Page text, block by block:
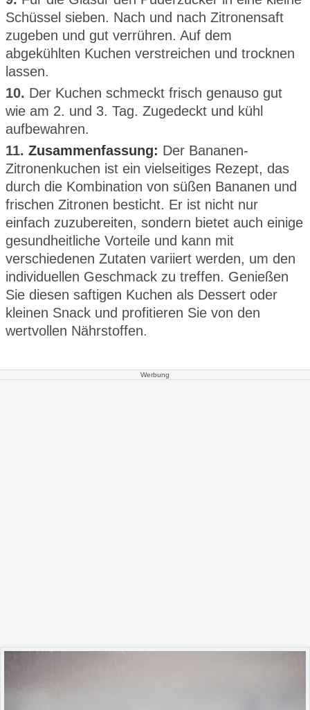
Schüssel sieben. Nach und nach Zitronensaft
zugeben und gut verrühren. Auf dem
abgekühlten Kuchen verstreichen und trocknen
lassen.
10. Der Kuchen schmeckt frisch genauso gut
wie am 2. und 3. Tag. Zugedeckt und kühl
aufbewahren.
11. Zusammenfassung: Der Bananen-
Zitronenkuchen ist ein vielseitiges Rezept, das
durch die Kombination von süßen Bananen und
frischen Zitronen besticht. Er ist nicht nur
einfach zuzubereiten, sondern bietet auch einige
gesundheitliche Vorteile und kann mit
verschiedenen Zutaten variiert werden, um den
individuellen Geschmack zu treffen. Genießen
Sie diesen saftigen Kuchen als Dessert oder
kleinen Snack und profitieren Sie von den
wertvollen Nährstoffen.
Werbung